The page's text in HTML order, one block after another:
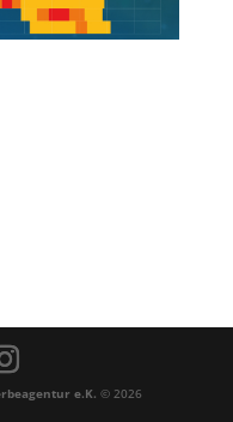
e.K. © 2026